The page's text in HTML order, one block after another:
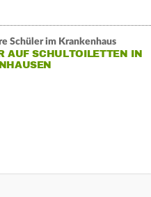
Schüler im Krankenhaus
AUF SCHULTOILETTEN IN